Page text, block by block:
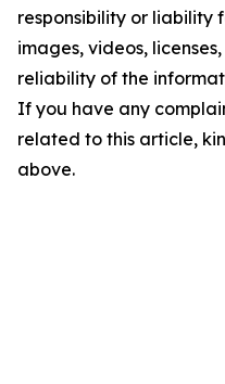
responsibility or liability
images, videos,
reliability of the
If you have any
related to this article,
above.